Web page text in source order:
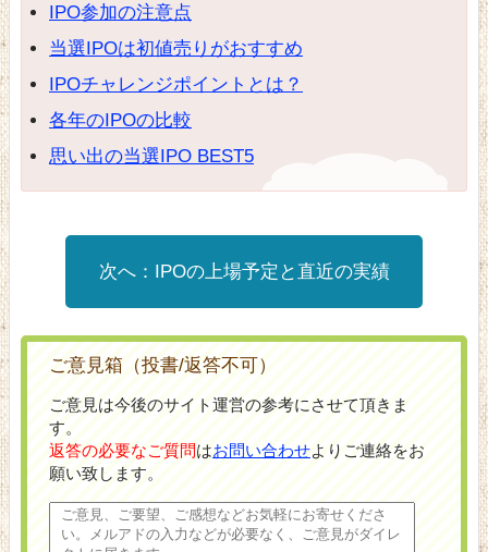
IPO参加の注意点
当選IPOは初値売りがおすすめ
IPOチャレンジポイントとは？
各年のIPOの比較
思い出の当選IPO BEST5
IPOの上場予定と直近の実績
ご意見箱（投書/返答不可）
ご意見は今後のサイト運営の参考にさせて頂きま
す。
返答の必要なご質問はお問い合わせよりご連絡をお
願い致します。